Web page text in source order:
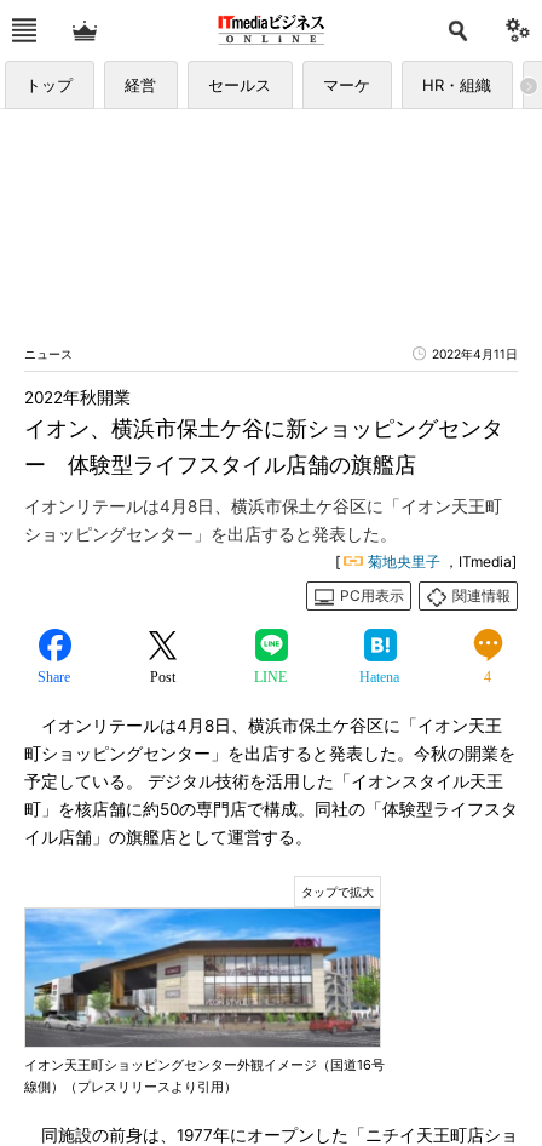
トップ 経営 セールス マーケ HR・組織
ニュース 2022年4月11日
イオン、横浜市保土ケ谷に新ショッピングセンタ
ー 体験型ライフスタイル店舗の旗艦店
2022年秋開業
イオンリテールは4月8日、横浜市保土ケ谷区に「イオン天王町
ショッピングセンター」を出店すると発表した。
[ 菊地央里子 ，ITmedia]
PC用表示
関連情報
Share Post LINE Hatena 4
イオンリテールは4月8日、横浜市保土ケ谷区に「イオン天王
町ショッピングセンター」を出店すると発表した。今秋の開業を
予定している。 デジタル技術を活用した「イオンスタイル天王
町」を核店舗に約50の専門店で構成。同社の「体験型ライフスタ
イル店舗」の旗艦店として運営する。
イオン天王町ショッピングセンター外観イメージ（国道16号
線側）（プレスリリースより引用）
同施設の前身は、1977年にオープンした「ニチイ天王町店ショ